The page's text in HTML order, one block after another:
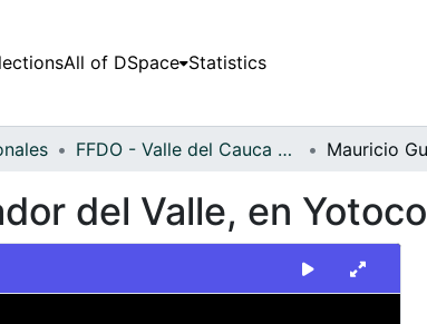
All of DSpace Statistics
FFDO - Valle del Cauca - Patrimonial
del Valle, en Yotoco